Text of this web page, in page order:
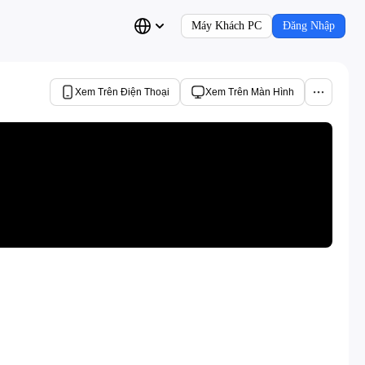
Máy Khách PC Đăng Nhập
Xem Trên Điện Thoại Xem Trên Màn Hình